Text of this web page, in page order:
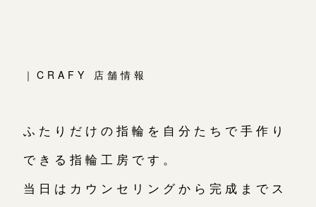
｜CRAFY 店舗情報
ふたりだけの指輪を自分たちで手作り
できる指輪工房です。
当日はカウンセリングから完成までス